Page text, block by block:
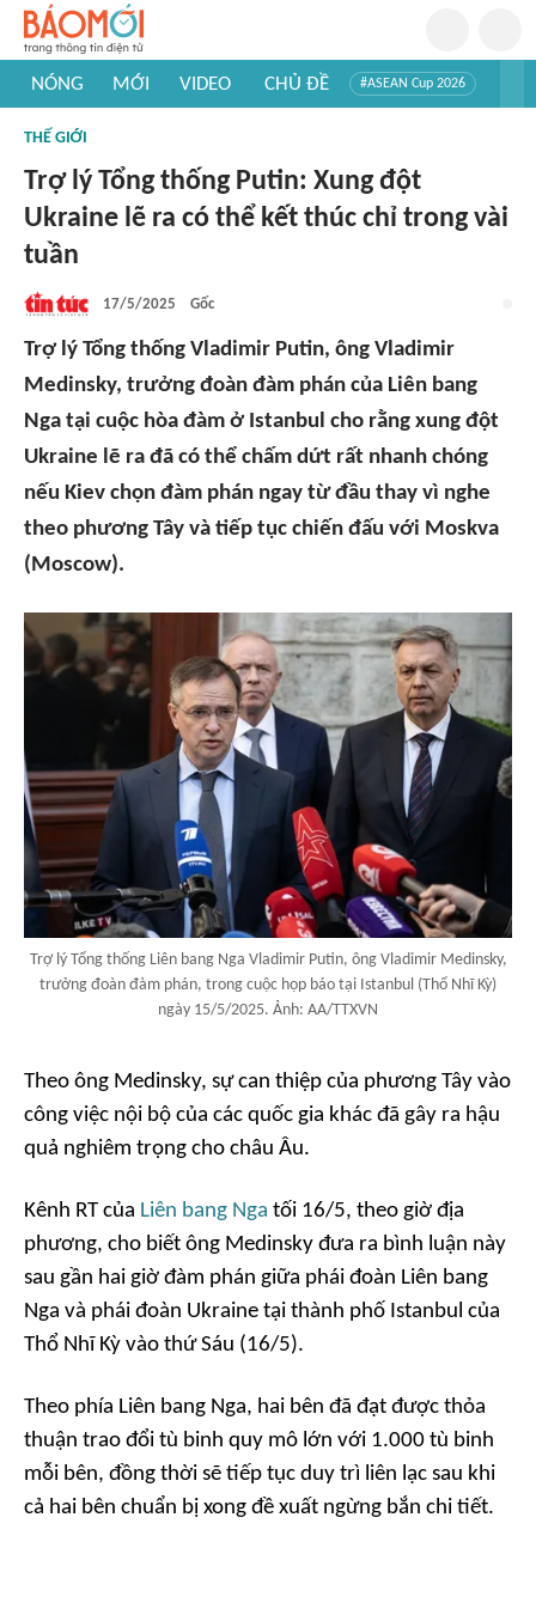
NÓNG MỚI VIDEO CHỦ ĐỀ #ASEAN Cup 2026
#Khám phá thế giới
THẾ GIỚI
Trợ lý Tổng thống Putin: Xung đột
Ukraine lẽ ra có thể kết thúc chỉ trong vài
tuần
17/5/2025 Gốc
Trợ lý Tổng thống Vladimir Putin, ông Vladimir
Medinsky, trưởng đoàn đàm phán của Liên bang
Nga tại cuộc hòa đàm ở Istanbul cho rằng xung đột
Ukraine lẽ ra đã có thể chấm dứt rất nhanh chóng
nếu Kiev chọn đàm phán ngay từ đầu thay vì nghe
theo phương Tây và tiếp tục chiến đấu với Moskva
(Moscow).
Trợ lý Tổng thống Liên bang Nga Vladimir Putin, ông Vladimir Medinsky,
trưởng đoàn đàm phán, trong cuộc họp báo tại Istanbul (Thổ Nhĩ Kỳ)
ngày 15/5/2025. Ảnh: AA/TTXVN
Theo ông Medinsky, sự can thiệp của phương Tây vào
công việc nội bộ của các quốc gia khác đã gây ra hậu
quả nghiêm trọng cho châu Âu.
Kênh RT của Liên bang Nga tối 16/5, theo giờ địa
phương, cho biết ông Medinsky đưa ra bình luận này
sau gần hai giờ đàm phán giữa phái đoàn Liên bang
Nga và phái đoàn Ukraine tại thành phố Istanbul của
Thổ Nhĩ Kỳ vào thứ Sáu (16/5).
Theo phía Liên bang Nga, hai bên đã đạt được thỏa
thuận trao đổi tù binh quy mô lớn với 1.000 tù binh
mỗi bên, đồng thời sẽ tiếp tục duy trì liên lạc sau khi
cả hai bên chuẩn bị xong đề xuất ngừng bắn chi tiết.